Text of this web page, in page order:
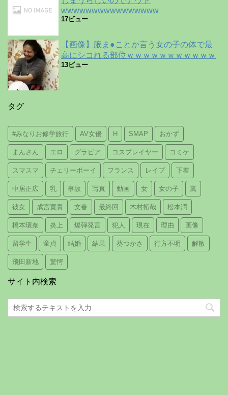
wwwwwwwwwwwwwwww
17ビュー
【画像】腋ま●ことか言う女の子の体で最
高にシコれる部位ｗｗｗｗｗｗｗｗｗｗｗ
13ビュー
タグ
#みなりお修学旅行 AV女優 H SMAP おかず
まんさん エロ グラビア コスプレイヤー コミケ
スマスマ チェリーボーイ フランス レイプ 下着
中居正広 乳 事故 写真 動画 女 女の子 嵐
彼女 成宮寛貴 文春 最終回 木村拓哉 松本潤
橋本環奈 炎上 爆弾発言 犯人 現在 理由 画像
留学生 童貞 結婚 結果 葵つかさ 行方不明 解散
飛田新地 驚愕
サイト内検索